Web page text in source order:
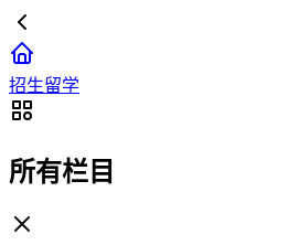
招生留学
所有栏目